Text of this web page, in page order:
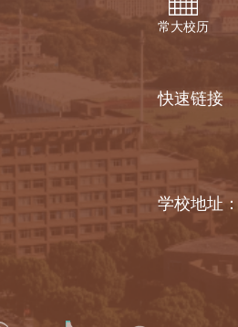
常大校历
快速链接
学校地址：